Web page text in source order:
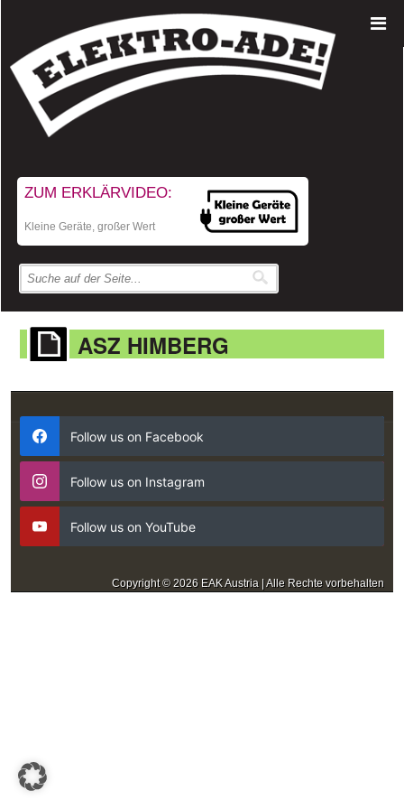
ZUM ERKLÄRVIDEO:
Kleine Geräte, großer Wert
ASZ HIMBERG
Follow us on Facebook
Follow us on Instagram
Follow us on YouTube
Copyright © 2026 EAK Austria | Alle Rechte vorbehalten